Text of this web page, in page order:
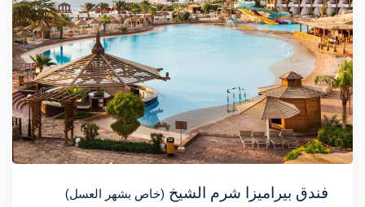
فندق بيراميزا شرم الشيخ (خاص بشهر العسل)